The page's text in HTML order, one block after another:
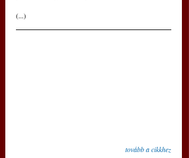
(...)
tovább a cikkhez